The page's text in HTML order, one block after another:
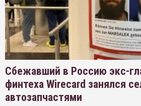
Сбежавший в Россию экс-
финтеха Wirecard занялся
автозапчастями